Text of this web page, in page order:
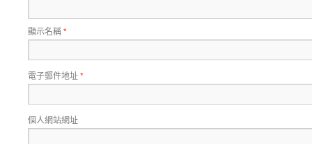
顯示名稱*
電子郵件地址*
個人網站網址